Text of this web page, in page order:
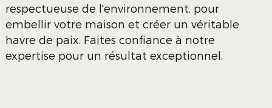
respectueuse de l'environnement, pour
embellir votre maison et créer un véritable
havre de paix. Faites confiance à notre
expertise pour un résultat exceptionnel.